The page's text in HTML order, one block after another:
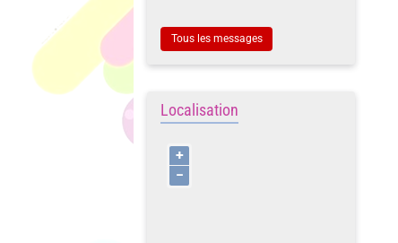
Tous les messages
Localisation
+
−